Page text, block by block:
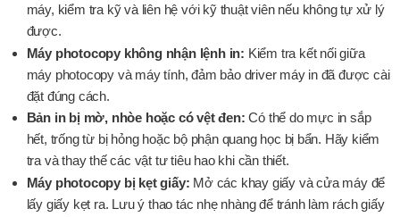
máy, kiểm tra kỹ và liên hệ với kỹ thuật viên nếu không tự xử lý
được.
Máy photocopy không nhận lệnh in: Kiểm tra kết nối giữa
máy photocopy và máy tính, đảm bảo driver máy in đã được cài
đặt đúng cách.
Bản in bị mờ, nhòe hoặc có vệt đen: Có thể do mực in sắp
hết, trống từ bị hỏng hoặc bộ phận quang học bị bẩn. Hãy kiểm
tra và thay thế các vật tư tiêu hao khi cần thiết.
Máy photocopy bị kẹt giấy: Mở các khay giấy và cửa máy để
lấy giấy kẹt ra. Lưu ý thao tác nhẹ nhàng để tránh làm rách giấy